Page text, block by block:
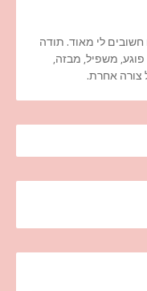
לי מאוד. תודה
משפיל, מבזה,
צורה אחרת.